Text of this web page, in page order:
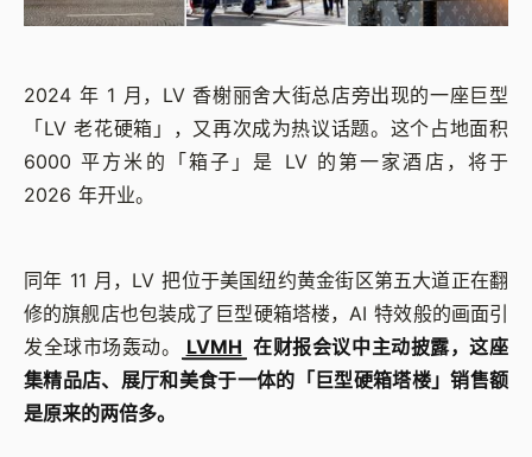
2024 年 1 月，LV 香榭丽舍大街总店旁出现的一座巨型
「LV 老花硬箱」，又再次成为热议话题。这个占地面积
6000 平方米的「箱子」是 LV 的第一家酒店，将于
2026 年开业。
同年 11 月，LV 把位于美国纽约黄金街区第五大道正在翻
修的旗舰店也包装成了巨型硬箱塔楼，AI 特效般的画面引
发全球市场轰动。
LVMH 在财报会议中主动披露，这座
集精品店、展厅和美食于一体的「巨型硬箱塔楼」销售额
是原来的两倍多。